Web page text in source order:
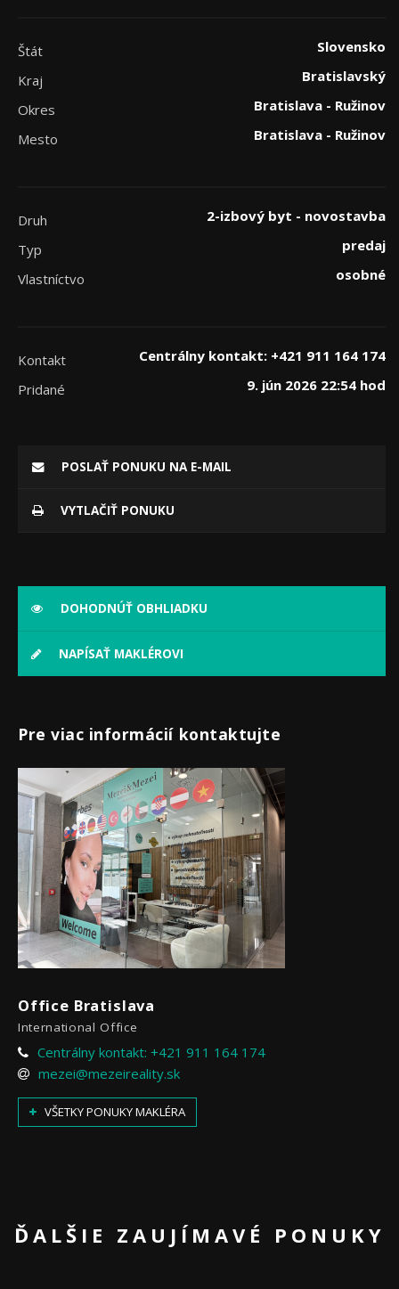
Štát
Slovensko
Kraj
Bratislavský
Okres
Bratislava - Ružinov
Mesto
Bratislava - Ružinov
Druh
2-izbový byt - novostavba
Typ
predaj
Vlastníctvo
osobné
Kontakt
Centrálny kontakt: +421 911 164 174
Pridané
9. jún 2026 22:54 hod
POSLAŤ PONUKU NA E-MAIL
VYTLAČIŤ PONUKU
DOHODNÚŤ OBHLIADKU
NAPÍSAŤ MAKLÉROVI
Pre viac informácií kontaktujte
Office Bratislava
International Office
Centrálny kontakt: +421 911 164 174
mezei@mezeireality.sk
VŠETKY PONUKY MAKLÉRA
ĎALŠIE ZAUJÍMAVÉ PONUKY